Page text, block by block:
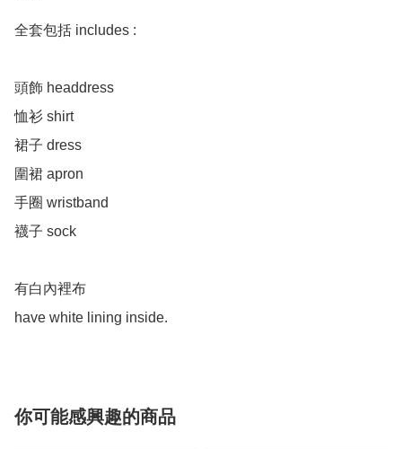
全套包括 includes :
頭飾 headdress
恤衫 shirt
裙子 dress
圍裙 apron
手圈 wristband
襪子 sock
有白內裡布
have white lining inside.
你可能感興趣的商品